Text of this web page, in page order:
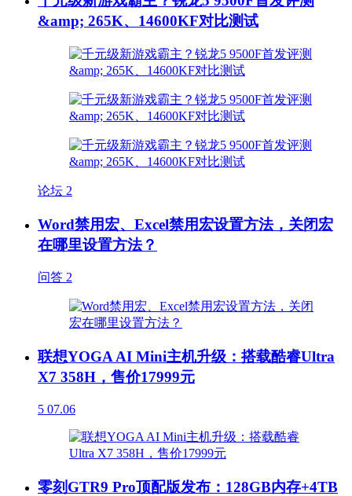
&amp; 265K、14600KF对比测试
论坛 2
Word禁用宏、Excel禁用宏设置方法，关闭宏
在哪里设置方法？
问答 2
联想YOGA AI Mini主机升级：搭载酷睿Ultra
X7 358H，售价17999元
5 07.06
零刻GTR9 Pro顶配版发布：128GB内存+4TB